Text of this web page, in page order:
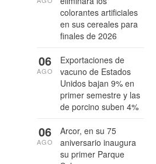
colorantes artificiales
en sus cereales para
finales de 2026
Exportaciones de
vacuno de Estados
Unidos bajan 9% en
primer semestre y las
de porcino suben 4%
06
AGO
Arcor, en su 75
aniversario inaugura
su primer Parque
06
AGO